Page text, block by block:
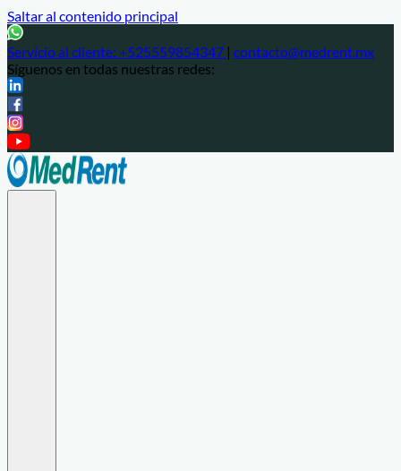
Saltar al contenido principal
Servicio al cliente: +525559854347 | contacto@medrent.mx
Síguenos en todas nuestras redes: